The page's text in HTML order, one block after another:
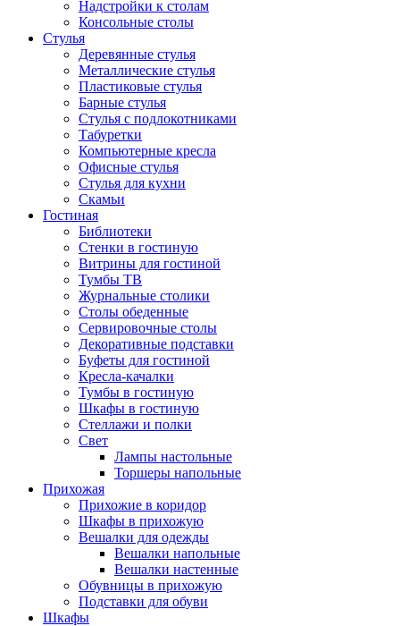
Надстройки к столам
Консольные столы
Стулья
Деревянные стулья
Металлические стулья
Пластиковые стулья
Барные стулья
Стулья с подлокотниками
Табуретки
Компьютерные кресла
Офисные стулья
Стулья для кухни
Скамьи
Гостиная
Библиотеки
Стенки в гостиную
Витрины для гостиной
Тумбы ТВ
Журнальные столики
Столы обеденные
Сервировочные столы
Декоративные подставки
Буфеты для гостиной
Кресла-качалки
Тумбы в гостиную
Шкафы в гостиную
Стеллажи и полки
Свет
Лампы настольные
Торшеры напольные
Прихожая
Прихожие в коридор
Шкафы в прихожую
Вешалки для одежды
Вешалки напольные
Вешалки настенные
Обувницы в прихожую
Подставки для обуви
Шкафы